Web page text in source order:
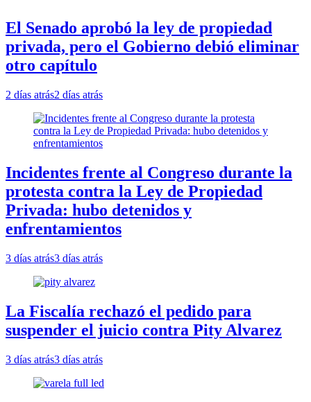
El Senado aprobó la ley de propiedad
privada, pero el Gobierno debió eliminar
otro capítulo
2 días atrás2 días atrás
Incidentes frente al Congreso durante la
protesta contra la Ley de Propiedad
Privada: hubo detenidos y
enfrentamientos
3 días atrás3 días atrás
La Fiscalía rechazó el pedido para
suspender el juicio contra Pity Alvarez
3 días atrás3 días atrás